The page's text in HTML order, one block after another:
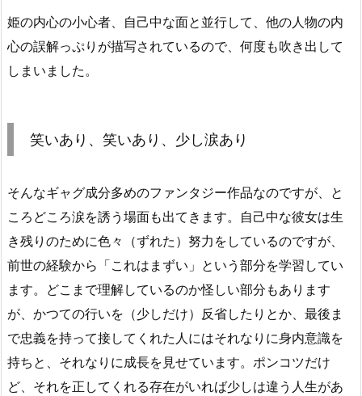
姫の内心の小心者、自己中な面と並行して、他の人物の内
心の誤解っぷりが描写されているので、何度も吹き出して
しまいました。
笑いあり、笑いあり、少し涙あり
そんなギャグ成分多めのファンタジー作品なのですが、と
ころどころ涙を誘う場面も出てきます。自己中な彼女は生
き残りのために色々（ずれた）努力をしているのですが、
前世の経験から「これはまずい」という部分を学習してい
ます。どこまで理解しているのか怪しい部分もあります
が、かつての行いを（少しだけ）反省したりとか、最後ま
で忠義を持って接してくれた人にはそれなりに身内意識を
持ちと、それなりに成長を見せています。ポンコツだけ
ど、それを正してくれる存在がいれば少しは違う人生があ